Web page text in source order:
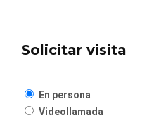
Solicitar visita
En persona
Videollamada